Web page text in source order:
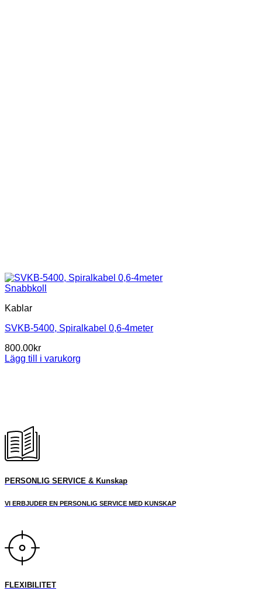
Snabbkoll
Kablar
SVKB-5400, Spiralkabel 0,6-4meter
800.00kr
Lägg till i varukorg
PERSONLIG SERVICE & Kunskap
VI ERBJUDER EN PERSONLIG SERVICE MED KUNSKAP
FLEXIBILITET